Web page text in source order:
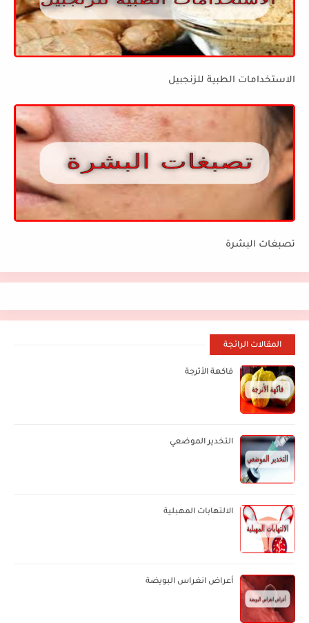
الاستخدامات الطبية للزنجبيل
تصبغات البشرة
المقالات الرائجة
فاكهة الأترجة
التخدير الموضعي
الالتهابات المهبلية
أعراض انغراس البويضة